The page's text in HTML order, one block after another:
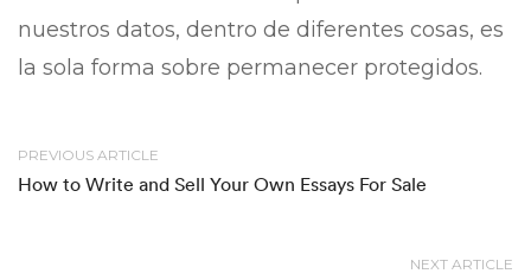
nuestros datos, dentro de diferentes cosas, es
la sola forma sobre permanecer protegidos.
PREVIOUS ARTICLE
How to Write and Sell Your Own Essays For Sale
NEXT ARTICLE